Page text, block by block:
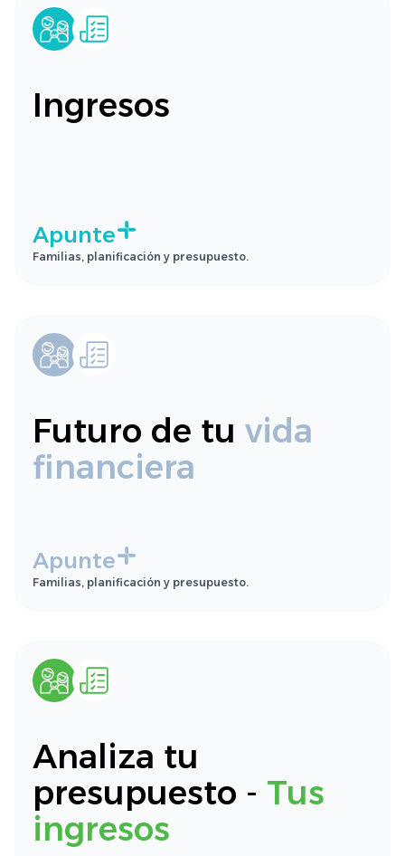
Ingresos
Apunte
Familias, planificación y presupuesto.
Futuro de tu vida
financiera
Apunte
Familias, planificación y presupuesto.
Analiza tu
presupuesto - Tus
ingresos